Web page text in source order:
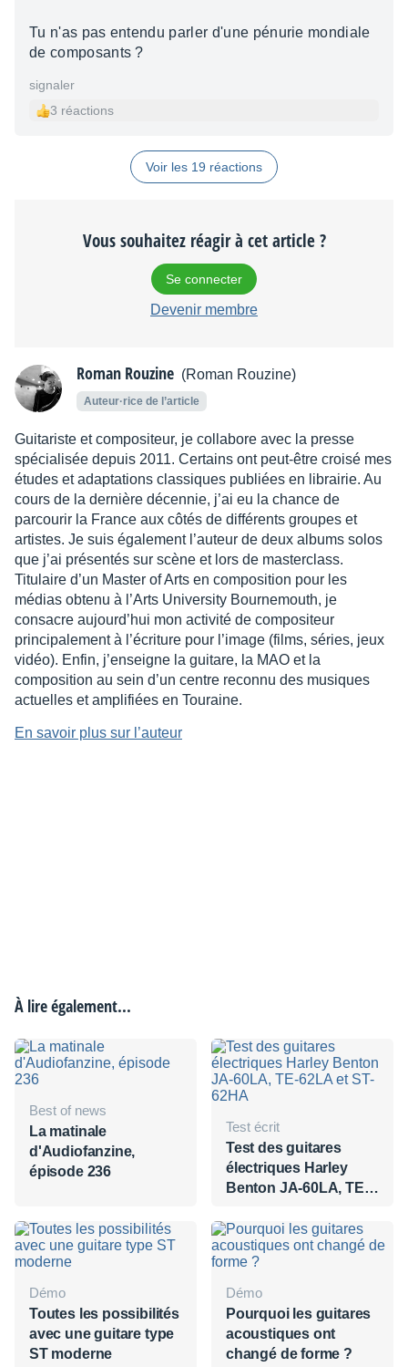
Tu n'as pas entendu parler d'une pénurie mondiale
de composants ?
signaler
3 réactions
Voir les 19 réactions
Vous souhaitez réagir à cet article ?
Se connecter
Devenir membre
Roman Rouzine (Roman Rouzine)
Auteur·rice de l’article
Guitariste et compositeur, je collabore avec la presse
spécialisée depuis 2011. Certains ont peut-être croisé mes
études et adaptations classiques publiées en librairie. Au
cours de la dernière décennie, j’ai eu la chance de
parcourir la France aux côtés de différents groupes et
artistes. Je suis également l’auteur de deux albums solos
que j’ai présentés sur scène et lors de masterclass.
Titulaire d’un Master of Arts en composition pour les
médias obtenu à l’Arts University Bournemouth, je
consacre aujourd’hui mon activité de compositeur
principalement à l’écriture pour l’image (films, séries, jeux
vidéo). Enfin, j’enseigne la guitare, la MAO et la
composition au sein d’un centre reconnu des musiques
actuelles et amplifiées en Touraine.
En savoir plus sur l’auteur
À lire également...
Best of news
La matinale
d'Audiofanzine,
épisode 236
Test écrit
Test des guitares
électriques Harley
Benton JA-60LA, TE-
Démo
Toutes les possibilités
avec une guitare type
ST moderne
Démo
Pourquoi les guitares
acoustiques ont
changé de forme ?